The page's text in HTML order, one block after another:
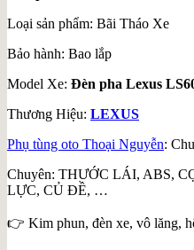
Loại sản phẩm: Bãi Tháo Xe
Bảo hành: Bao lắp
Model Xe: Đèn pha Lexus
Thương Hiệu: LEXUS
Phụ tùng oto Thoại Nguyễn:
Chuyên: THƯỚC LÁI, ABS,
LỰC, CỦ ĐỀ, …
👉 Kim phun, đèn xe, vô lăng,